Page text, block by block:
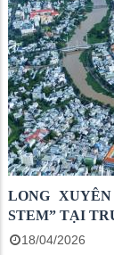
LONG
STEM” TẠI
18/04/2026